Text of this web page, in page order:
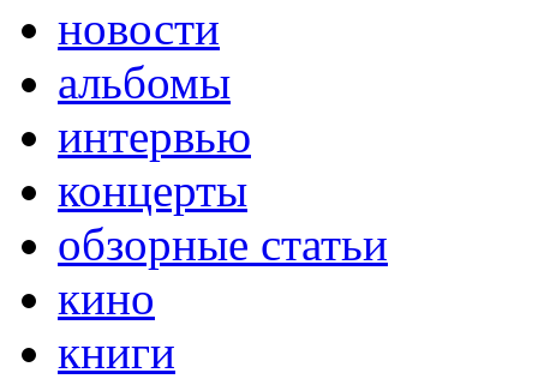
новости
альбомы
интервью
концерты
обзорные статьи
кино
книги